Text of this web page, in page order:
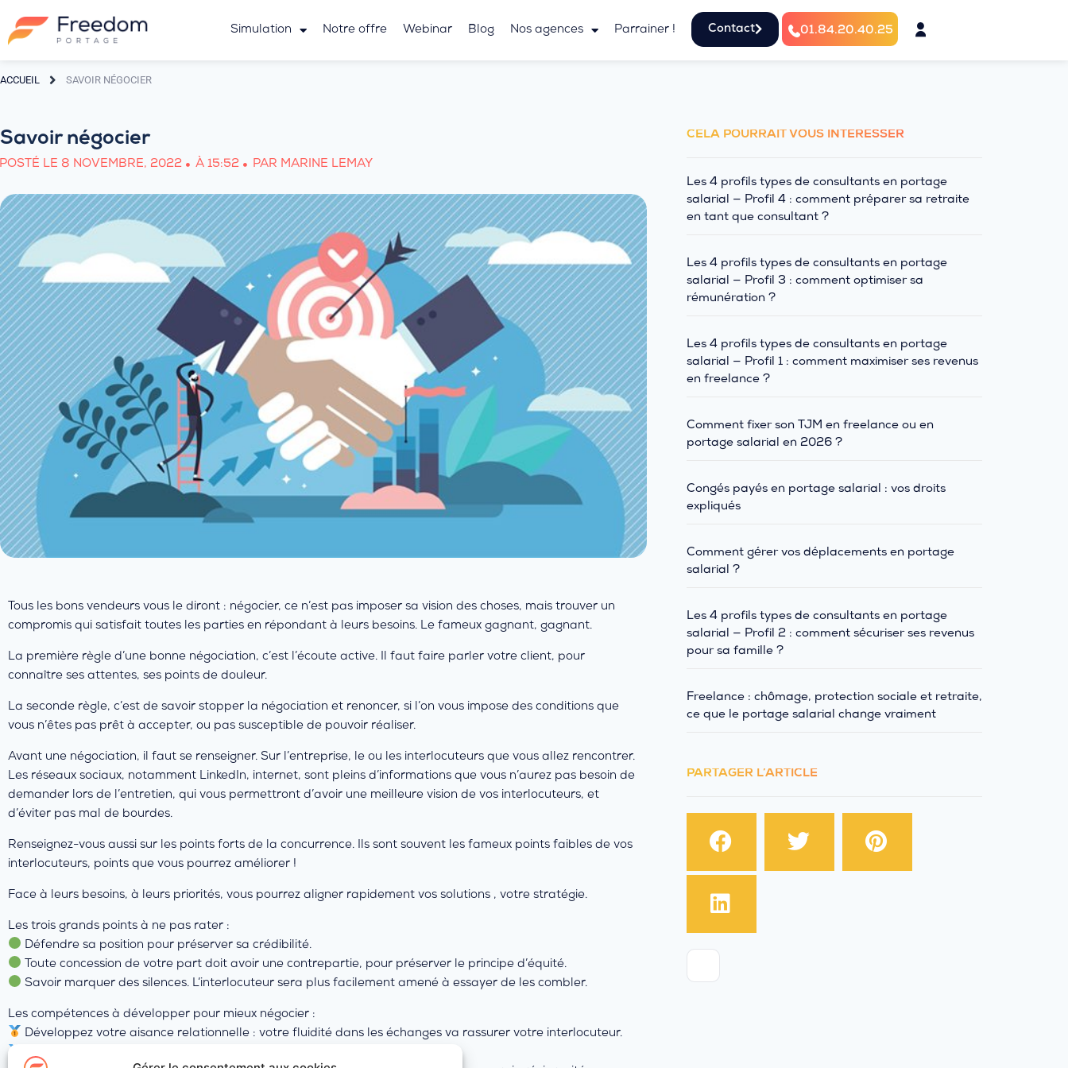
Simulation Notre offre Webinar Blog Nos agences Parrainer ! Contact 01.84.20.40.25
ACCUEIL SAVOIR NÉGOCIER
Savoir négocier
POSTÉ LE 8 NOVEMBRE, 2022 À 15:52 PAR MARINE LEMAY
Tous les bons vendeurs vous le diront : négocier, ce n’est pas imposer sa vision des choses, mais trouver un
compromis qui satisfait toutes les parties en répondant à leurs besoins. Le fameux gagnant, gagnant.
La première règle d’une bonne négociation, c’est l’écoute active. Il faut faire parler votre client, pour
connaître ses attentes, ses points de douleur.
La seconde règle, c’est de savoir stopper la négociation et renoncer, si l’on vous impose des conditions que
vous n’êtes pas prêt à accepter, ou pas susceptible de pouvoir réaliser.
Avant une négociation, il faut se renseigner. Sur l’entreprise, le ou les interlocuteurs que vous allez rencontrer.
Les réseaux sociaux, notamment LinkedIn, internet, sont pleins d’informations que vous n’aurez pas besoin de
demander lors de l’entretien, qui vous permettront d’avoir une meilleure vision de vos interlocuteurs, et
d’éviter pas mal de bourdes.
Renseignez-vous aussi sur les points forts de la concurrence. Ils sont souvent les fameux points faibles de vos
interlocuteurs, points que vous pourrez améliorer !
Face à leurs besoins, à leurs priorités, vous pourrez aligner rapidement vos solutions , votre stratégie.
Les trois grands points à ne pas rater :
Défendre sa position pour préserver sa crédibilité.
Toute concession de votre part doit avoir une contrepartie, pour préserver le principe d’équité.
Savoir marquer des silences. L’interlocuteur sera plus facilement amené à essayer de les combler.
Les compétences à développer pour mieux négocier :
Développez votre aisance relationnelle : votre fluidité dans les échanges va rassurer votre interlocuteur.
CELA POURRAIT VOUS INTÉRESSER
Les 4 profils types de consultants en portage
salarial — Profil 4 : comment préparer sa retraite
en tant que consultant ?
Les 4 profils types de consultants en portage
salarial — Profil 3 : comment optimiser sa
rémunération ?
Les 4 profils types de consultants en portage
salarial — Profil 1 : comment maximiser ses revenus
en freelance ?
Comment fixer son TJM en freelance ou en
portage salarial en 2026 ?
Congés payés en portage salarial : vos droits
expliqués
Comment gérer vos déplacements en portage
salarial ?
Les 4 profils types de consultants en portage
salarial — Profil 2 : comment sécuriser ses revenus
pour sa famille ?
Freelance : chômage, protection sociale et retraite,
ce que le portage salarial change vraiment
PARTAGER L’ARTICLE